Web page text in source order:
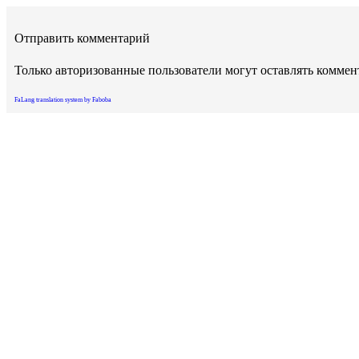
Отправить комментарий
Только авторизованные пользователи могут оставлять
FaLang translation system by Faboba